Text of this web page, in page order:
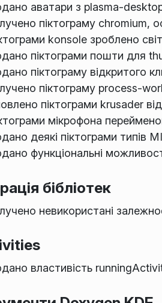
аватари з plasma-
піктограму chromium,
konsole зроблено
піктограми пошти для
піктограму відкритого
піктограму process-
піктограми krusader
мікрофона
деякі піктограми типів
функціональні
бібліотек
невикористані
властивість